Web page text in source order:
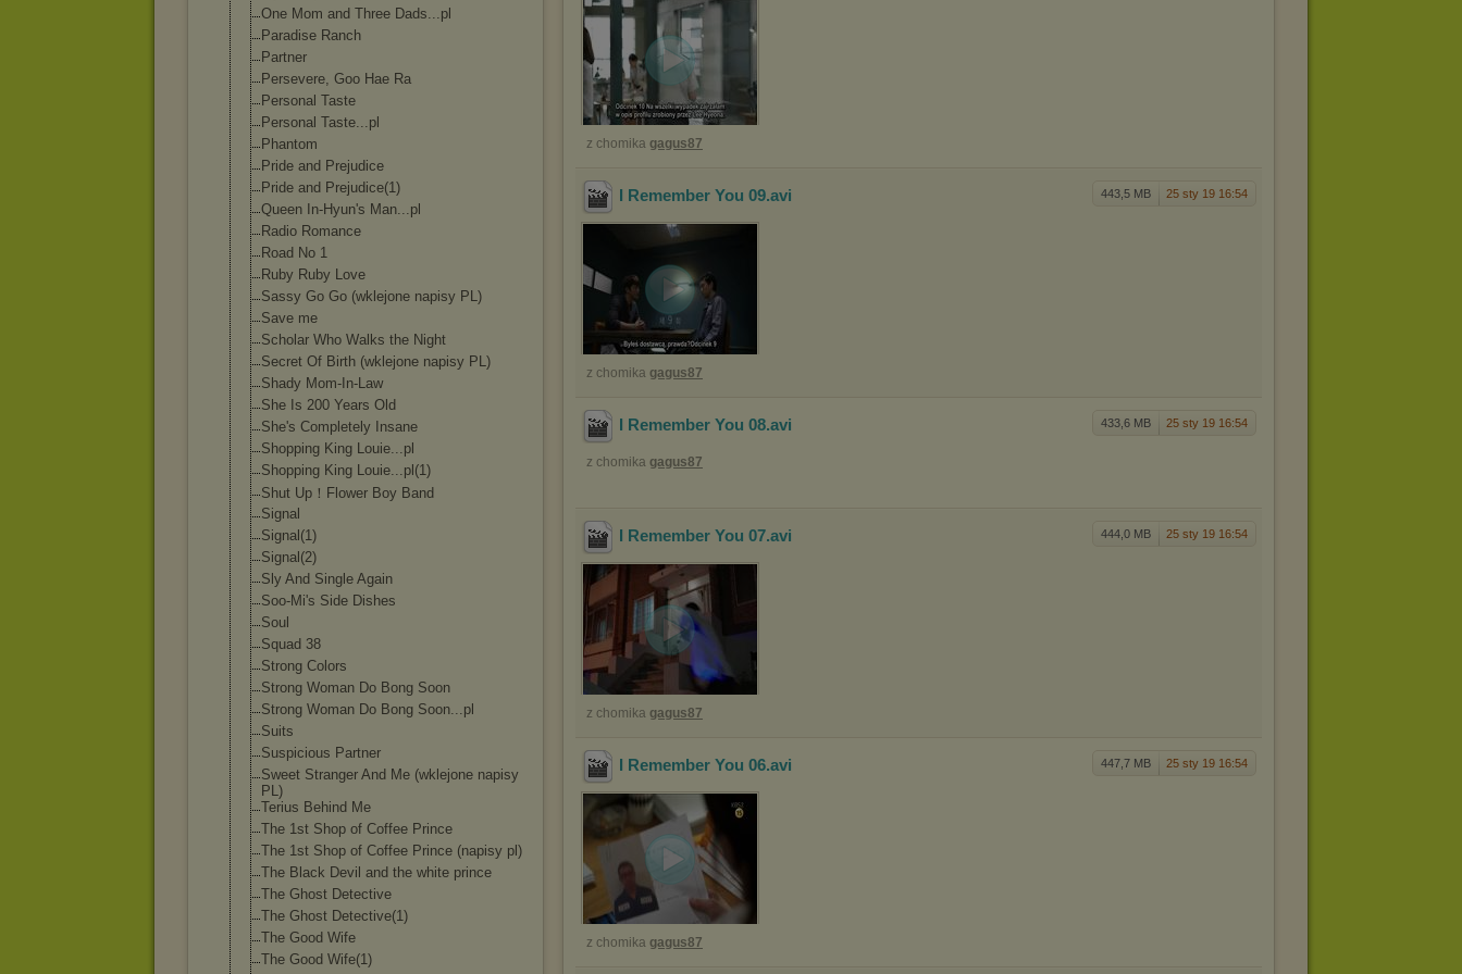
One Mom and Three Dads...pl
Paradise Ranch
Partner
Persevere, Goo Hae Ra
Personal Taste
Personal Taste...pl
Phantom
Pride and Prejudice
Pride and Prejudice(1)
Queen In-Hyun's Man...pl
Radio Romance
Road No 1
Ruby Ruby Love
Sassy Go Go (wklejone napisy PL)
Save me
Scholar Who Walks the Night
Secret Of Birth (wklejone napisy PL)
Shady Mom-In-Law
She Is 200 Years Old
She's Completely Insane
Shopping King Louie...pl
Shopping King Louie...pl(1)
Shut Up！Flower Boy Band
Signal
Signal(1)
Signal(2)
Sly And Single Again
Soo-Mi's Side Dishes
Soul
Squad 38
Strong Colors
Strong Woman Do Bong Soon
Strong Woman Do Bong Soon...pl
Suits
Suspicious Partner
Sweet Stranger And Me (wklejone napisy
PL)
Terius Behind Me
The 1st Shop of Coffee Prince
The 1st Shop of Coffee Prince (napisy pl)
The Black Devil and the white prince
The Ghost Detective
The Ghost Detective(1)
The Good Wife
The Good Wife(1)
z chomika gagus87
443,5 MB 25 sty 19 16:54
I Remember You 09.avi
z chomika gagus87
433,6 MB 25 sty 19 16:54
I Remember You 08.avi
z chomika gagus87
444,0 MB 25 sty 19 16:54
I Remember You 07.avi
z chomika gagus87
447,7 MB 25 sty 19 16:54
I Remember You 06.avi
z chomika gagus87